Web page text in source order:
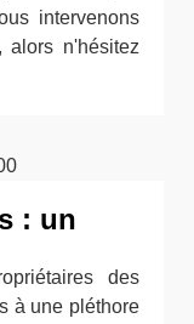
intervenons
alors n'hésitez
: un
des
à une pléthore